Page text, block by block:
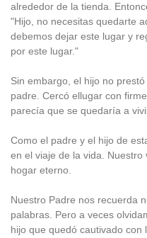
alrededor de la tienda.
"Hijo, no necesitas quedarte
debemos dejar este lugar y
por este lugar."
Sin embargo, el hijo no
padre. Cercó ellugar con
parecía que se quedaría a
Como el padre y el hijo de
en el viaje de la vida.
hogar eterno.
Nuestro Padre nos recuerda
palabras. Pero a veces
hijo que quedó cautivado con